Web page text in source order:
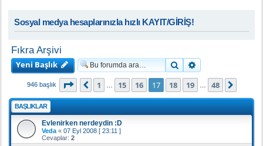
Sosyal medya hesaplarınızla hızlı KAYIT/GİRİŞ!
Fıkra Arşivi
Yeni Başlık
Ara
946 başlık 17 . sayfa (Toplam48 sayfa)
Önceki
1 15 16 17 18 19 48
BAŞLIKLAR
Evlenirken nerdeydin :D
Veda « 07 Eyl 2008 [ 23:11 ]
Cevaplar: 2